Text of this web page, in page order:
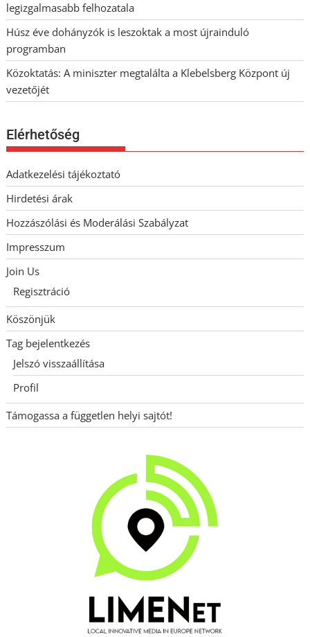
legizgalmasabb felhozatala
Húsz éve dohányzók is leszoktak a most újrainduló
programban
Közoktatás: A miniszter megtalálta a Klebelsberg Központ új
vezetőjét
Elérhetőség
Adatkezelési tájékoztató
Hirdetési árak
Hozzászólási és Moderálási Szabályzat
Impresszum
Join Us
Regisztráció
Köszönjük
Tag bejelentkezés
Jelszó visszaállítása
Profil
Támogassa a független helyi sajtót!